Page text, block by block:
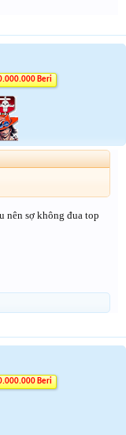
Beri
nên sợ không đua top
Beri